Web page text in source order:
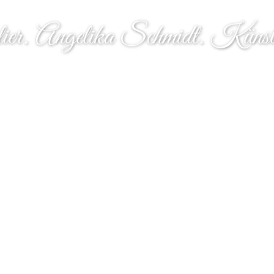
Angelika Schmidt.